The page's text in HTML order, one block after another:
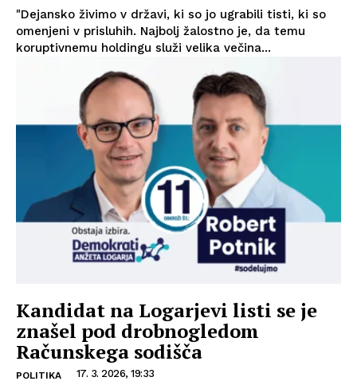
"Dejansko živimo v državi, ki so jo ugrabili tisti, ki so
omenjeni v prisluhih. Najbolj žalostno je, da temu
koruptivnemu holdingu služi velika večina...
Kandidat na Logarjevi listi se je
znašel pod drobnogledom
Računskega sodišča
POLITIKA 17. 3. 2026, 19:33